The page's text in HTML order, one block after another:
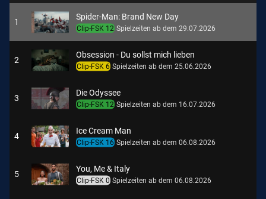
1
Spider-Man: Brand New Day
Clip-FSK 12 Spielzeiten ab dem 29.07.2026
2
Obsession - Du sollst mich lieben
Clip-FSK 6 Spielzeiten ab dem 25.06.2026
3
Die Odyssee
Clip-FSK 12 Spielzeiten ab dem 16.07.2026
4
Ice Cream Man
Clip-FSK 16 Spielzeiten ab dem 06.08.2026
5
You, Me & Italy
Clip-FSK 0 Spielzeiten ab dem 06.08.2026